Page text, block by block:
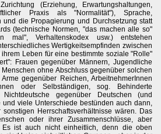
(Erziehung, Erwartungshaltungen,
Praxis als "Normalität"), Sprache,
und die Propagierung und Durchsetzung statt
(technische Normen, "das machen alle so"
Verhaltenskodex usw.) entstehen
Wertigkeitsempfinden zwischen
Leben für eine bestimmte soziale "Rolle"
Frauen gegenüber Männern, Jugendliche
ohne Abschluss gegenüber solchen
gegenüber Reichen, ArbeitnehmerInnen
oder Selbständigen, sog. Behinderte
Nichtdeutsche gegenüber Deutschen (und
viele Unterschiede bestünden auch dann,
Herrschaftsverhältnisse wären. Das
oder ihrer Zusammenschlüsse, aber
Es ist auch nicht einheitlich, denn die oben